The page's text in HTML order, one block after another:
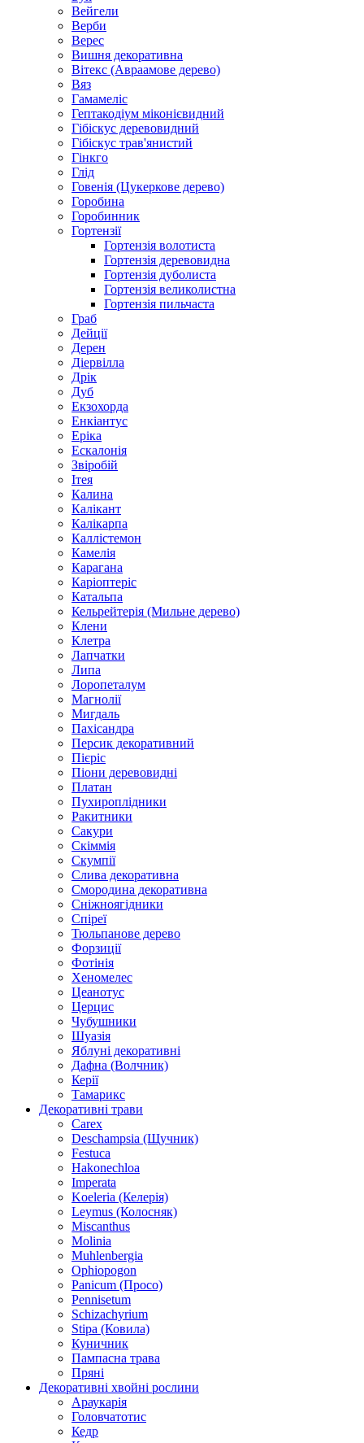
Вейгели
Верби
Верес
Вишня декоративна
Вітекс (Авраамове дерево)
Вяз
Гамамеліс
Гептакодіум міконієвидний
Гібіскус деревовидний
Гібіскус трав'янистий
Гінкго
Глід
Говенія (Цукеркове дерево)
Горобина
Горобинник
Гортензії
Гортензія волотиста
Гортензія деревовидна
Гортензія дуболиста
Гортензія великолистна
Гортензія пильчаста
Граб
Дейції
Дерен
Діервілла
Дрік
Дуб
Екзохорда
Енкіантус
Еріка
Ескалонія
Звіробій
Ітея
Калина
Калікант
Калікарпа
Каллістемон
Камелія
Карагана
Каріоптеріс
Катальпа
Кельрейтерія (Мильне дерево)
Клени
Клетра
Лапчатки
Липа
Лоропеталум
Магнолії
Мигдаль
Пахісандра
Персик декоративний
Пієріс
Піони деревовидні
Платан
Пухироплідники
Ракитники
Сакури
Скіммія
Скумпії
Слива декоративна
Смородина декоративна
Сніжноягідники
Спіреї
Тюльпанове дерево
Форзиції
Фотінія
Хеномелес
Цеанотус
Церцис
Чубушники
Шуазія
Яблуні декоративні
Дафна (Волчник)
Керії
Тамарикс
Декоративні трави
Carex
Deschampsia (Щучник)
Festuca
Hakonechloa
Imperata
Koeleria (Келерія)
Leymus (Колосняк)
Miscanthus
Molinia
Muhlenbergia
Ophiopogon
Panicum (Просо)
Pennisetum
Schizachyrium
Stipa (Ковила)
Куничник
Пампасна трава
Пряні
Декоративні хвойні рослини
Араукарія
Головчатотис
Кедр